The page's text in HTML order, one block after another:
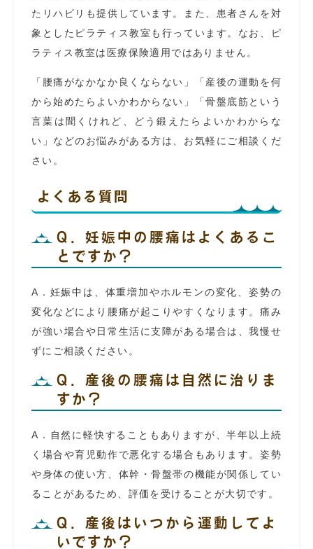
たリハビリも提供しています。また、患者さんを対
象としたピラティス教室も行っています。なお、ピ
ラティス教室は医療保険適用ではありません。
「腰痛がなかなか良くならない」「産後の運動を何
から始めたらよいかわからない」「骨盤底筋という
言葉は聞くけれど、どう鍛えたらよいかわからな
い」などのお悩みがある方は、お気軽にご相談くだ
さい。
よくある質問
Q．妊娠中の腰痛はよくあるこ
とですか？
A．妊娠中は、体重増加やホルモンの変化、姿勢の
変化などにより腰痛が起こりやすくなります。痛み
が強い場合や日常生活に支障がある場合は、我慢せ
ずにご相談ください。
Q．産後の腰痛は自然に治りま
すか？
A．自然に軽快することもありますが、半年以上続
く場合や育児動作で悪化する場合もあります。姿勢
や身体の使い方、体幹・骨盤帯の機能が関係してい
ることがあるため、評価を受けることが大切です。
Q．産後はいつから運動してよ
いですか？